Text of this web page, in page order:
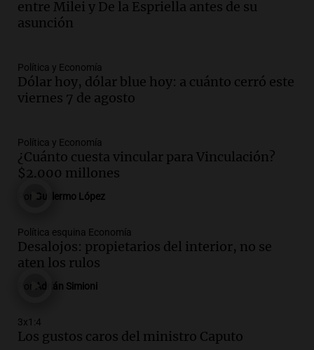
Audio.La inflación en Buenos Aires
alcanza el 2,9% en julio, generando
Episodios
Audio.Descuentos de hasta 700.000
pesos en salarios docentes en Jujuy
Panorama Federal
Episodios
Audio.Docentes de Jujuy denuncian
descuentos de hasta 700.000 pesos en
Episodios
Audio.Siniestro vial en Salta: una mujer
vehículo
Audio.Docentes de Jujuy enfrentan
entre Milei y De la Espriella antes de su
asunción
Política y Economía
Dólar hoy, dólar blue hoy: a cuánto cerró este
viernes 7 de agosto
Política y Economía
¿Cuánto cuesta vincular para Vinculación?
$2.000 millones
Guillermo López
Política esquina Economía
Desalojos: propietarios del interior, no se
aten los rulos
Adrián Simioni
3x1:4
Los gustos caros del ministro Caputo